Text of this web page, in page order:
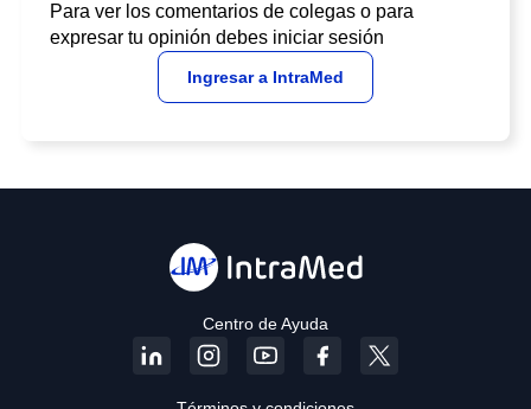
Para ver los comentarios de colegas o para
expresar tu opinión debes iniciar sesión
Ingresar a IntraMed
Centro de Ayuda